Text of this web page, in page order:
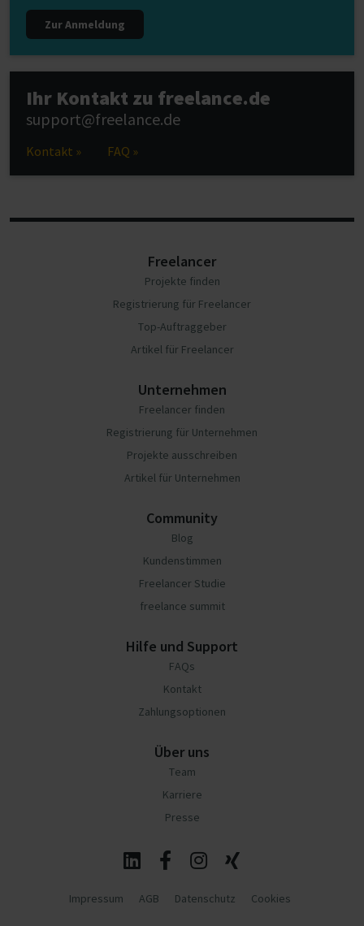
Zur Anmeldung
Ihr Kontakt zu freelance.de
support@freelance.de
Kontakt » FAQ »
Freelancer
Projekte finden
Registrierung für Freelancer
Top-Auftraggeber
Artikel für Freelancer
Unternehmen
Freelancer finden
Registrierung für Unternehmen
Projekte ausschreiben
Artikel für Unternehmen
Community
Blog
Kundenstimmen
Freelancer Studie
freelance summit
Hilfe und Support
FAQs
Kontakt
Zahlungsoptionen
Über uns
Team
Karriere
Presse
Impressum AGB Datenschutz Cookies